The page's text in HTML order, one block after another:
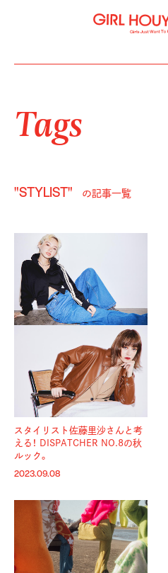
Tags
"STYLIST" の記事一覧
スタイリスト佐藤里沙さんと考
える！
DISPATCHER NO.8の秋
ルック。
2023.09.08